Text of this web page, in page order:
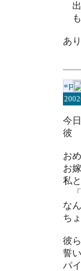
出
も
あ
今
彼
お
お
私
「
な
ち
彼
誓
パ